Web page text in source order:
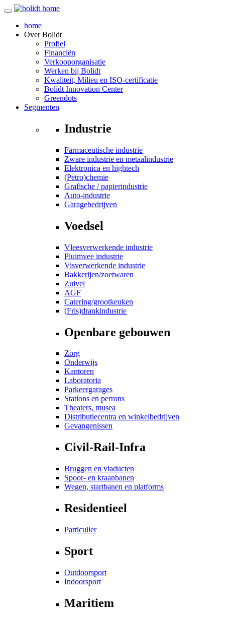
home
OverBolidt
Profiel
Financiën
Verkooporganisatie
Werken bij Bolidt
Kwaliteit, Milieu en ISO-certificatie
Bolidt Innovation Center
Greendots
Segmenten
Industrie
Farmaceutische industrie
Zware industrie en metaalindustrie
Elektronica en hightech
(Petro)chemie
Grafische / papierindustrie
Auto-industrie
Garagebedrijven
Voedsel
Vleesverwerkende industrie
Pluimvee industrie
Visverwerkende industrie
Bakkerijen/zoetwaren
Zuivel
AGF
Catering/grootkeuken
(Fris)drankindustrie
Openbare gebouwen
Zorg
Onderwijs
Kantoren
Laboratoria
Parkeergarages
Stations en perrons
Theaters, musea
Distributiecentra en winkelbedrijven
Gevangenissen
Civil-Rail-Infra
Bruggen en viaducten
Spoor- en kraanbanen
Wegen, startbanen en platforms
Residentieel
Particulier
Sport
Outdoorsport
Indoorsport
Maritiem